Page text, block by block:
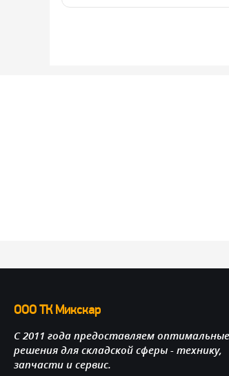
ООО ТК Микскар
С 2011 года предоставляем оптимальные
решения для складской сферы - технику,
запчасти и сервис.